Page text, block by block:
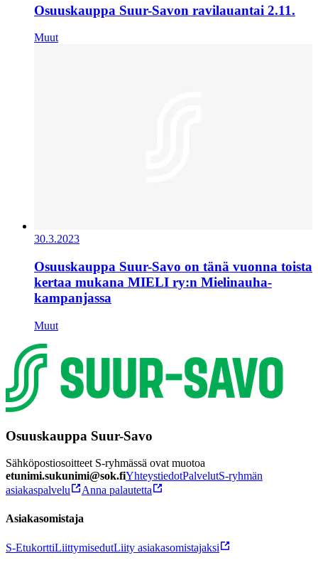
Osuuskauppa Suur-Savon ravilauantai 2.11.
Muut
30.3.2023
Osuuskauppa Suur-Savo on tänä vuonna toista
kertaa mukana MIELI ry:n Mielinauha-
kampanjassa
Muut
Osuuskauppa Suur-Savo
Sähköpostiosoitteet S-ryhmässä ovat muotoa
etunimi.sukunimi@sok.fiYhteystiedotPalvelutS-ryhmän
asiakaspalvelu
Anna palautetta
Asiakasomistaja
S-EtukorttiLiittymisedutLiity asiakasomistajaksi